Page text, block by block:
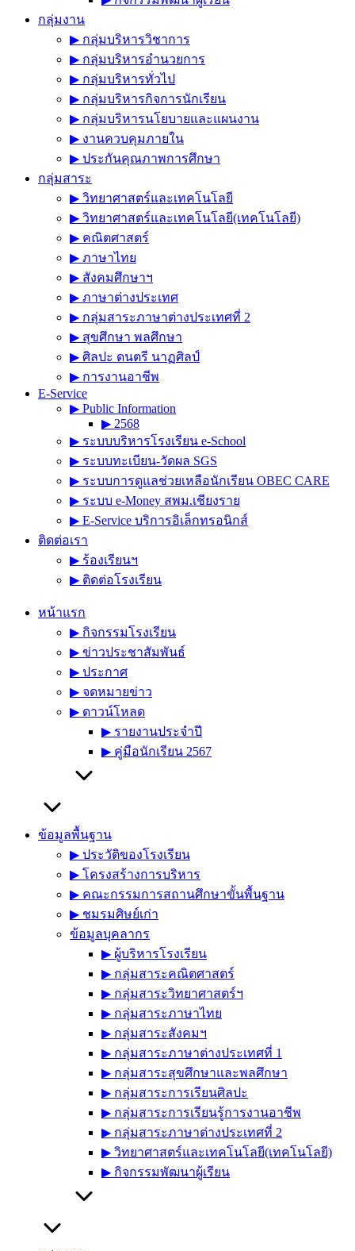
กลุ่มงาน
▶︎ กลุ่มบริหารวิชาการ
▶︎ กลุ่มบริหารอำนวยการ
▶︎ กลุ่มบริหารทั่วไป
▶︎ กลุ่มบริหารกิจการนักเรียน
▶︎ กลุ่มบริหารนโยบายและแผนงาน
▶︎ งานควบคุมภายใน
▶︎ ประกันคุณภาพการศึกษา
กลุ่มสาระ
▶︎ วิทยาศาสตร์และเทคโนโลยี
▶︎ วิทยาศาสตร์และเทคโนโลยี(เทคโนโลยี)
▶︎ คณิตศาสตร์
▶︎ ภาษาไทย
▶︎ สังคมศึกษาฯ
▶︎ ภาษาต่างประเทศ
▶︎ กลุ่มสาระภาษาต่างประเทศที่ 2
▶︎ สุขศึกษา พลศึกษา
▶︎ ศิลปะ ดนตรี นาฏศิลป์
▶︎ การงานอาชีพ
E-Service
▶︎ Public Information
▶︎ 2568
▶︎ ระบบบริหารโรงเรียน e-School
▶︎ ระบบทะเบียน-วัดผล SGS
▶︎ ระบบการดูแลช่วยเหลือนักเรียน OBEC CARE
▶︎ ระบบ e-Money สพม.เชียงราย
▶︎ E-Service บริการอิเล็กทรอนิกส์
ติดต่อเรา
▶︎ ร้องเรียนฯ
▶︎ ติดต่อโรงเรียน
หน้าแรก
▶︎ กิจกรรมโรงเรียน
▶︎ ข่าวประชาสัมพันธ์
▶︎ ประกาศ
▶︎ จดหมายข่าว
▶︎ ดาวน์โหลด
▶︎ รายงานประจำปี
▶︎ คู่มือนักเรียน 2567
ข้อมูลพื้นฐาน
▶︎ ประวัติของโรงเรียน
▶︎ โครงสร้างการบริหาร
▶︎ คณะกรรมการสถานศึกษาขั้นพื้นฐาน
▶︎ ชมรมศิษย์เก่า
ข้อมูลบุคลากร
▶︎ ผู้บริหารโรงเรียน
▶︎ กลุ่มสาระคณิตศาสตร์
▶︎ กลุ่มสาระวิทยาศาสตร์ฯ
▶︎ กลุ่มสาระภาษาไทย
▶︎ กลุ่มสาระสังคมฯ
▶︎ กลุ่มสาระภาษาต่างประเทศที่ 1
▶︎ กลุ่มสาระสุขศึกษาและพลศึกษา
▶︎ กลุ่มสาระการเรียนศิลปะ
▶︎ กลุ่มสาระการเรียนรู้การงานอาชีพ
▶︎ กลุ่มสาระภาษาต่างประเทศที่ 2
▶︎ วิทยาศาสตร์และเทคโนโลยี(เทคโนโลยี)
▶︎ กิจกรรมพัฒนาผู้เรียน